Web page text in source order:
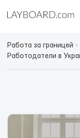
Работа за границей
Работодатели в